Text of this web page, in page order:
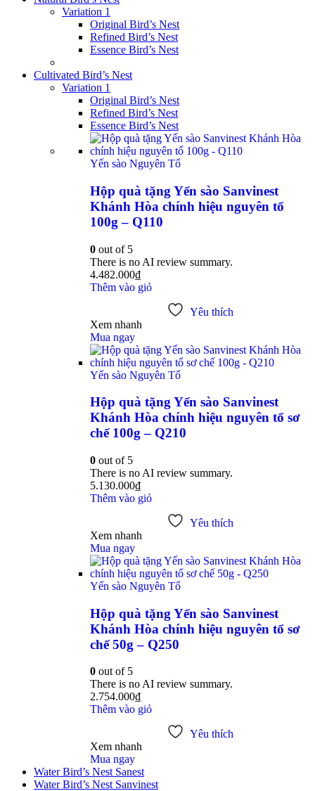
Variation 1
Original Bird’s Nest
Refined Bird’s Nest
Essence Bird’s Nest
Cultivated Bird’s Nest
Variation 1
Original Bird’s Nest
Refined Bird’s Nest
Essence Bird’s Nest
Yến sào Nguyên Tổ
Hộp quà tặng Yến sào Sanvinest
Khánh Hòa chính hiệu nguyên tổ
100g – Q110
0 out of 5
There is no AI review summary.
4.482.000₫
Thêm vào giỏ
Yêu thích
Xem nhanh
Mua ngay
Yến sào Nguyên Tổ
Hộp quà tặng Yến sào Sanvinest
Khánh Hòa chính hiệu nguyên tổ sơ
chế 100g – Q210
0 out of 5
There is no AI review summary.
5.130.000₫
Thêm vào giỏ
Yêu thích
Xem nhanh
Mua ngay
Yến sào Nguyên Tổ
Hộp quà tặng Yến sào Sanvinest
Khánh Hòa chính hiệu nguyên tổ sơ
chế 50g – Q250
0 out of 5
There is no AI review summary.
2.754.000₫
Thêm vào giỏ
Yêu thích
Xem nhanh
Mua ngay
Water Bird’s Nest Sanest
Water Bird’s Nest Sanvinest